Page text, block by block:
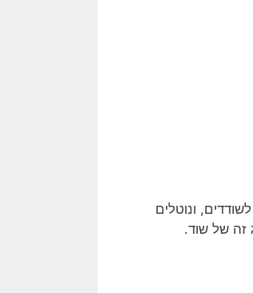
ונוטלים
זה של שוד.